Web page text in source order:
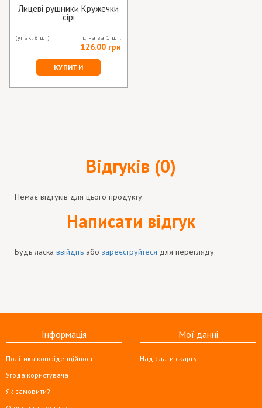
Лицеві рушники Кружечки
сірі
(упак. 6 шт) ціна за 1 шт.
126.00 грн
КУПИТИ
Відгуків (0)
Немає відгуків для цього продукту.
Написати відгук
Будь ласка ввійдіть або зареєструйтеся для перегляду
Інформація
Політика конфіденційності
Угода користувача
Як замовити?
Мої данні
Надіслати скаргу